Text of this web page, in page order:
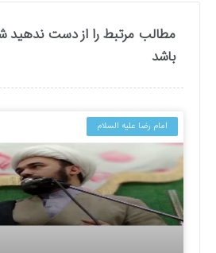
مطالب مرتبط را از دست ندهید
باشد
امام رضا علیه السلام